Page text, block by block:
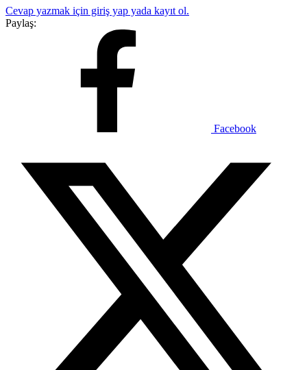
Cevap yazmak için giriş yap yada kayıt ol.
Paylaş:
Facebook